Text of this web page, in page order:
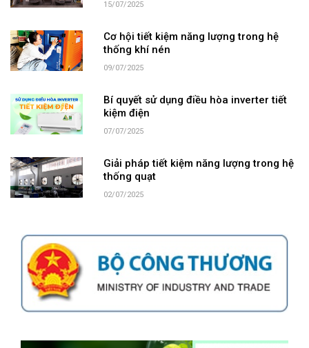
15/07/2025
Cơ hội tiết kiệm năng lượng trong hệ
thống khí nén
09/07/2025
Bí quyết sử dụng điều hòa inverter tiết
kiệm điện
07/07/2025
Giải pháp tiết kiệm năng lượng trong hệ
thống quạt
02/07/2025